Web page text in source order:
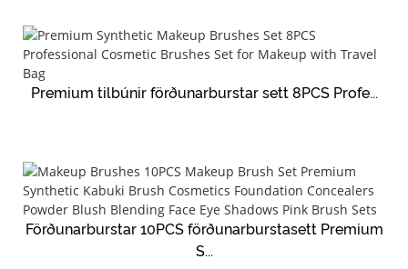
Premium tilbúnir förðunarburstar sett 8PCS Profe...
Förðunarburstar 10PCS förðunarburstasett Premium
S...